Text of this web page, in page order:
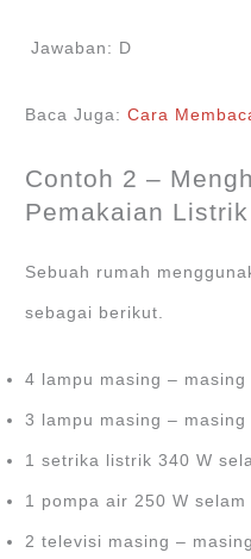
Jawaban: D
Baca Juga:Cara
Contoh 2 –
Pemakaian Listrik
Sebuah rumah
sebagai berikut.
4 lampu masing –
3 lampu masing –
1 setrika listrik 340 W
1 pompa air 250 W
2 televisi masing –